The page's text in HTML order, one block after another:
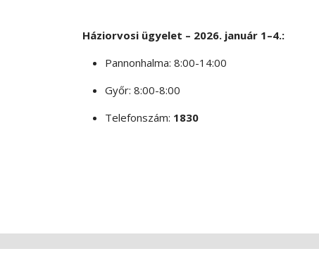
Háziorvosi ügyelet – 2026. január 1–4.:
Pannonhalma: 8:00-14:00
Győr: 8:00-8:00
Telefonszám: 1830